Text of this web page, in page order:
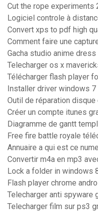
Cut the rope experiments
Logiciel controle à
Convert xps to pdf high
Comment faire une
Gacha studio anime dress
Telecharger os x
Télécharger flash player
Installer driver windows
Outil de réparation disque
Créer un compte itunes
Diagramme de gantt
Free fire battle royale
Annuaire a qui est ce
Convertir m4a en mp3
Lock a folder in windows
Flash player chrome
Telecharger anti spyware
Telecharger film sur ps3